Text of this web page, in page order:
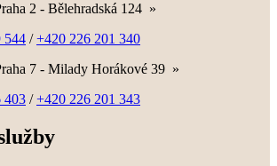
2 - Bělehradská 124 »
544 /+420 226 201 340
7 - Milady Horákové 39 »
403 /+420 226 201 343